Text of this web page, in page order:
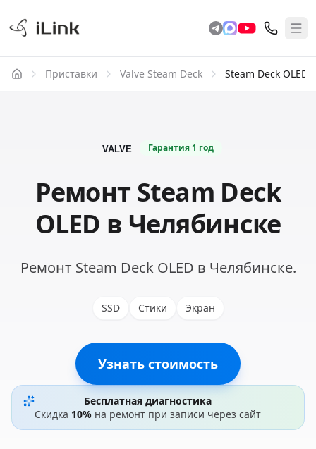
Приставки Valve Steam Deck Steam Deck OLED
Гарантия 1 год
Ремонт Steam Deck
OLED в Челябинске
Ремонт Steam Deck OLED в Челябинске.
SSD Стики Экран
Узнать стоимость
Бесплатная диагностика
Скидка 10% на ремонт при записи через сайт